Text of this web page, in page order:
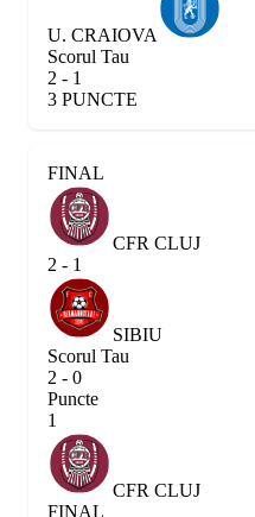
U. CRAIOVA
Scorul Tau
2 - 1
3 PUNCTE
FINAL
CFR CLUJ
2 - 1
SIBIU
Scorul Tau
2 - 0
Puncte
1
CFR CLUJ
FINAL